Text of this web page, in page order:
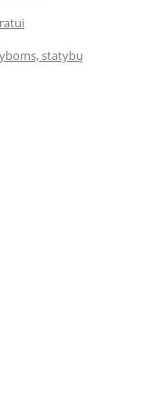
statybų